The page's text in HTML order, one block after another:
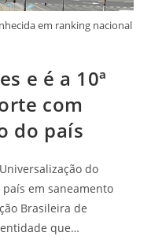
em ranking nacional
e é a 10ª
com
do país
do
país em saneamento
Brasileira de
que…